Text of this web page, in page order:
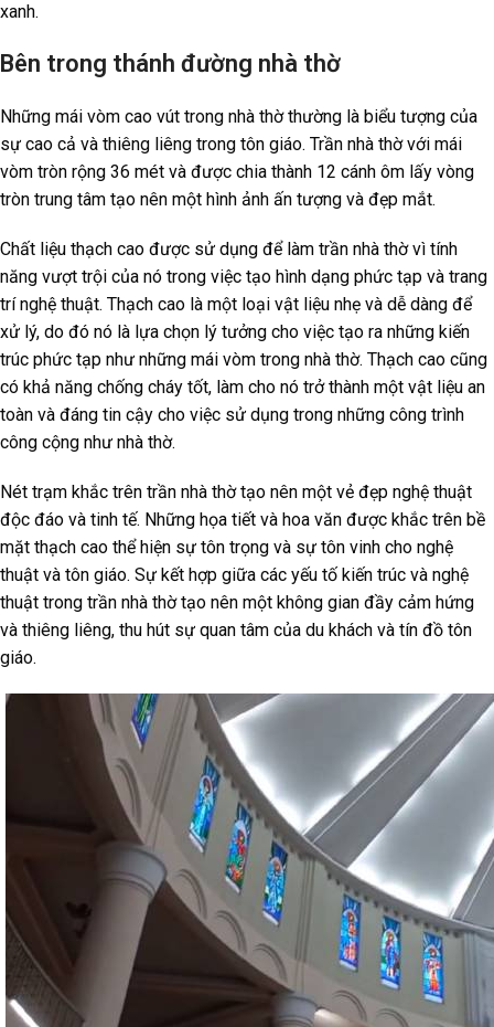
xanh.
Bên trong thánh đường nhà thờ
Những mái vòm cao vút trong nhà thờ thường là biểu tượng của
sự cao cả và thiêng liêng trong tôn giáo. Trần nhà thờ với mái
vòm tròn rộng 36 mét và được chia thành 12 cánh ôm lấy vòng
tròn trung tâm tạo nên một hình ảnh ấn tượng và đẹp mắt.
Chất liệu thạch cao được sử dụng để làm trần nhà thờ vì tính
năng vượt trội của nó trong việc tạo hình dạng phức tạp và trang
trí nghệ thuật. Thạch cao là một loại vật liệu nhẹ và dễ dàng để
xử lý, do đó nó là lựa chọn lý tưởng cho việc tạo ra những kiến
trúc phức tạp như những mái vòm trong nhà thờ. Thạch cao cũng
có khả năng chống cháy tốt, làm cho nó trở thành một vật liệu an
toàn và đáng tin cậy cho việc sử dụng trong những công trình
công cộng như nhà thờ.
Nét trạm khắc trên trần nhà thờ tạo nên một vẻ đẹp nghệ thuật
độc đáo và tinh tế. Những họa tiết và hoa văn được khắc trên bề
mặt thạch cao thể hiện sự tôn trọng và sự tôn vinh cho nghệ
thuật và tôn giáo. Sự kết hợp giữa các yếu tố kiến trúc và nghệ
thuật trong trần nhà thờ tạo nên một không gian đầy cảm hứng
và thiêng liêng, thu hút sự quan tâm của du khách và tín đồ tôn
giáo.